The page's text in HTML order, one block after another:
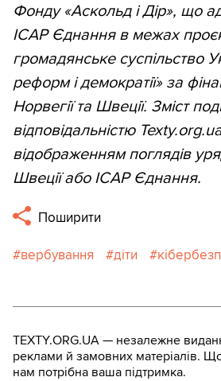
Фонду «Аскольд і Дір», що
ІСАР Єднання в межах
громадянське суспільство
реформ і демократії» за
Норвегії та Швеції. Зміст
відповідальністю
відображенням поглядів
Швеції або ІСАР Єднання.
Поширити
вербування діти
TEXTY.ORG.UA — незалежне
реклами й замовних матеріалів.
нам потрібна ваша підтримка.